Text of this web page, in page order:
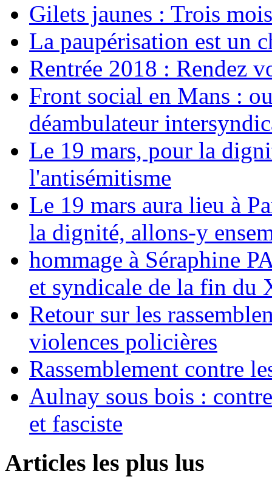
Gilets jaunes : Trois
La paupérisation est un
Rentrée 2018 : Rendez
Front social en Mans :
déambulateur
Le 19 mars, pour la
l'antisémitisme
Le 19 mars aura lieu à
la dignité, allons-y
hommage à Séraphine
et syndicale de la fin du
Retour sur les
violences policières
Rassemblement contre
Aulnay sous bois :
et fasciste
Articles les plus lus